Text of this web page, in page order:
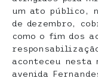
um ato público,
de dezembro,
como o fim dos
aconteceu nesta
avenida